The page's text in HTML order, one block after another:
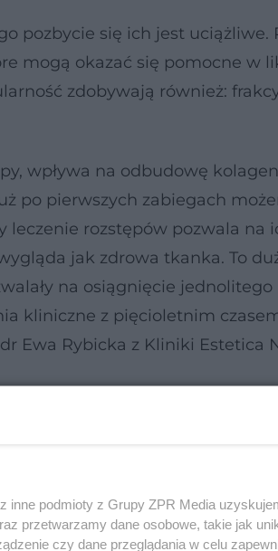
pozbycie się ich jest uciążliwe.
mogą okazać się pomocne w
zdobywają również:
wpływa na odbudowę
po pierwszych zabiegach
leczenie rozstępów pozwala na
jak zdrowa tkanka. To
na osiągnięcie jednolitego
kliniczne z pięcioletnim
Ewa Rybicka z Kliniki Estetica
w wyniku zerwania włókien
powodów: dlatego, że w
Rozstępy pojawiają się
cierpiących na nadwagę
inne podmioty z Grupy ZPR Media
przetwarzamy dane osobowe, takie jak
czy dane przeglądania w celu